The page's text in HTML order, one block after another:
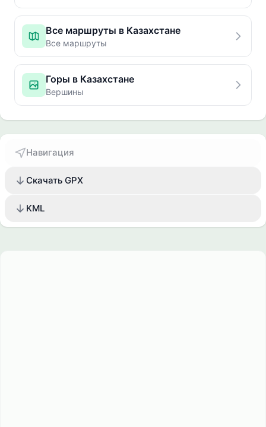
Все маршруты в Казахстане
Все маршруты
Горы в Казахстане
Вершины
Навигация
Скачать GPX
KML